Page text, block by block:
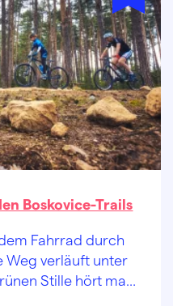
Boskovice-Trails
Fahrrad durch
Weg verläuft unter
Stille hört man